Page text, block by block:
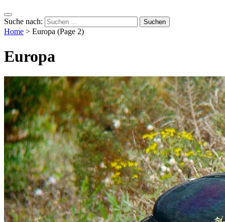
Suche nach:
Home > Europa (Page 2)
Europa